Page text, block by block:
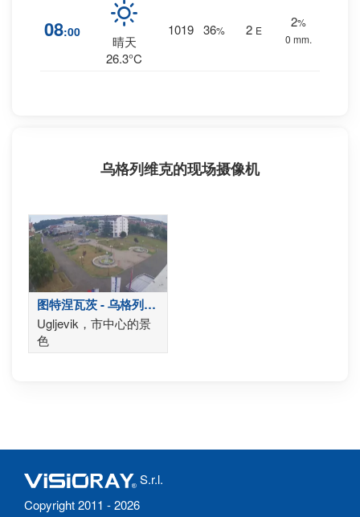
08:00
晴天
26.3°C
1019 36% 2 E
2%
0 mm.
乌格列维克的现场摄像机
图特涅瓦茨 - 乌格列维
克
Ugljevik，市中心的景
色
S.r.l.
Copyright 2011 - 2026